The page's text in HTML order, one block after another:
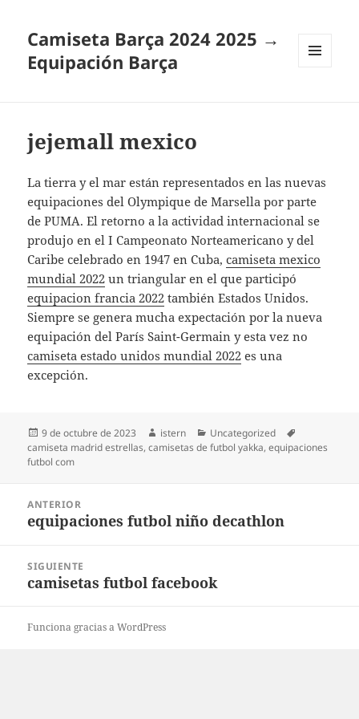
Camiseta Barça 2024 2025 →
Equipación Barça
jejemall mexico
La tierra y el mar están representados en las nuevas
equipaciones del Olympique de Marsella por parte
de PUMA. El retorno a la actividad internacional se
produjo en el I Campeonato Norteamericano y del
Caribe celebrado en 1947 en Cuba,camiseta mexico
mundial 2022 un triangular en el que participó
equipacion francia 2022 también Estados Unidos.
Siempre se genera mucha expectación por la nueva
equipación del París Saint-Germain y esta vez no
camiseta estado unidos mundial 2022 es una
excepción.
Publicado
el
9 de octubre de 2023 Autor
istern Categorías
Uncategorized
camiseta madrid estrellas,camisetas de futbol yakka,equipaciones
futbol com
entradas
ANTERIOR
Entrada
equipaciones futbol niño decathlon
SIGUIENTE
Entrada
camisetas futbol facebook
Funciona gracias a WordPress